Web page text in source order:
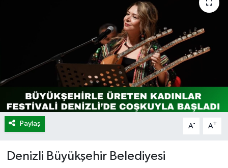
Paylaş A- A+
Denizli Büyükşehir Belediyesi